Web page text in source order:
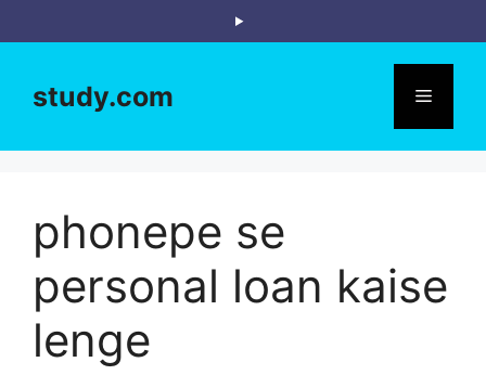
to
study.com Menu
phonepe se
personal loan kaise
lenge